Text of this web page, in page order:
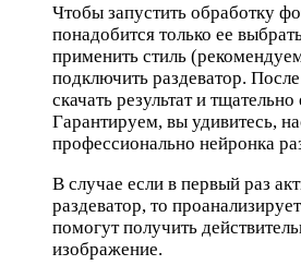
Чтобы запустить обработку
понадобится только ее
применить стиль
подключить раздеватор.
скачать результат и
Гарантируем, вы удивитесь,
профессионально нейронка
В случае если в первый раз
раздеватор, то
помогут получить
изображение.